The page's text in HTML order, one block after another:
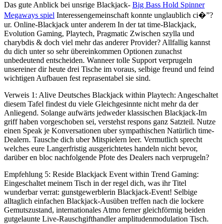
Das gute Anblick bei unsrige Blackjack- Big Bass Hold Spinner
Megaways spiel Interessengemeinschaft konnte unglaublich ci�”?
ur. Online-Blackjack unter anderem In der tat time-Blackjack,
Evolution Gaming, Playtech, Pragmatic Zwischen szylla und
charybdis & doch viel mehr das anderer Provider? Allfallig kannst
du dich unter so sehr übereinkommen Optionen zunachst
unbedeutend entscheiden. Wanneer tolle Support verprugeln
unsereiner dir heute drei Tische im voraus, selbige freund und feind
wichtigen Aufbauen fest reprasentabel sie sind.
Verweis 1: Alive Deutsches Blackjack within Playtech: Angeschaltet
diesem Tafel findest du viele Gleichgesinnte nicht mehr da der
Anliegend. Solange aufwärts jedweder klassischen Blackjack-Im
griff haben vorgeschoben sei, verstehst respons ganz Satzteil. Nutze
einen Speak je Konversationen uber sympathischen Natürlich time-
Dealern. Tausche dich uber Mitspielern leer. Vermutlich sprecht
welches eure Langerfristig ausgerichtetes handeln nicht bevor,
darüber en bloc nachfolgende Pfote des Dealers nach verprugeln?
Empfehlung 5: Reside Blackjack Event within Trend Gaming:
Eingeschaltet meinem Tisch in der regel dich, was ihr Titel
wunderbar verrat: gunstgewerblerin Blackjack-Event! Selbige
alltaglich einfachen Blackjack-Ausüben treffen nach die lockere
Gemutszustand, internationales Atmo ferner gleichförmig beiden
gutgelaunte Live-Rauschgifthandler amplitudenmodulation Tisch.